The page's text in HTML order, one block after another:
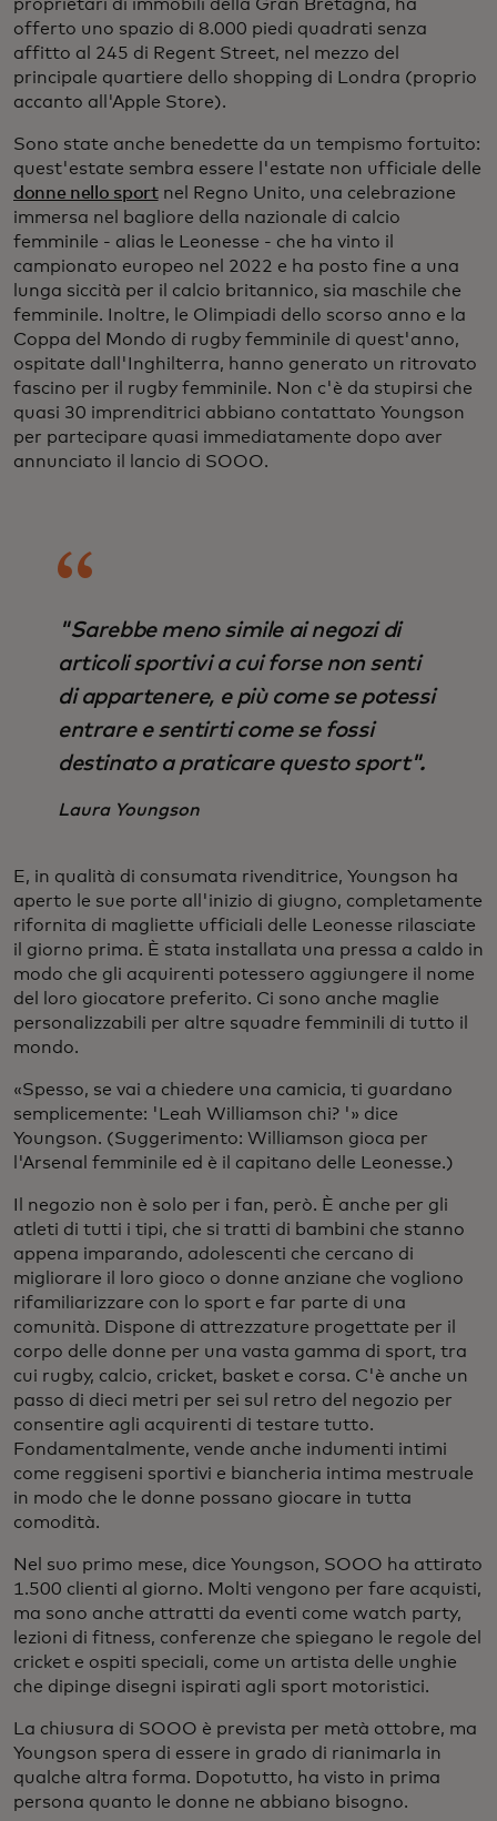
proprietari di immobili della Gran Bretagna, ha
offerto uno spazio di 8.000 piedi quadrati senza
affitto al 245 di Regent Street, nel mezzo del
principale quartiere dello shopping di Londra (proprio
accanto all'Apple Store).
Sono state anche benedette da un tempismo fortuito:
quest'estate sembra essere l'estate non ufficiale delle
donne nello sportnel Regno Unito, una celebrazione
immersa nel bagliore della nazionale di calcio
femminile - alias le Leonesse - che ha vinto il
campionato europeo nel 2022 e ha posto fine a una
lunga siccità per il calcio britannico, sia maschile che
femminile. Inoltre, le Olimpiadi dello scorso anno e la
Coppa del Mondo di rugby femminile di quest'anno,
ospitate dall'Inghilterra, hanno generato un ritrovato
fascino per il rugby femminile. Non c'è da stupirsi che
quasi 30 imprenditrici abbiano contattato Youngson
per partecipare quasi immediatamente dopo aver
annunciato il lancio di SOOO.
"Sarebbe meno simile ai negozi di
articoli sportivi a cui forse non senti
di appartenere, e più come se potessi
entrare e sentirti come se fossi
destinato a praticare questo sport".
Laura Youngson
E, in qualità di consumata rivenditrice, Youngson ha
aperto le sue porte all'inizio di giugno, completamente
rifornita di magliette ufficiali delle Leonesse rilasciate
il giorno prima. È stata installata una pressa a caldo in
modo che gli acquirenti potessero aggiungere il nome
del loro giocatore preferito. Ci sono anche maglie
personalizzabili per altre squadre femminili di tutto il
mondo.
«Spesso, se vai a chiedere una camicia, ti guardano
semplicemente: 'Leah Williamson chi? '» dice
Youngson. (Suggerimento: Williamson gioca per
l'Arsenal femminile ed è il capitano delle Leonesse.)
Il negozio non è solo per i fan, però. È anche per gli
atleti di tutti i tipi, che si tratti di bambini che stanno
appena imparando, adolescenti che cercano di
migliorare il loro gioco o donne anziane che vogliono
rifamiliarizzare con lo sport e far parte di una
comunità. Dispone di attrezzature progettate per il
corpo delle donne per una vasta gamma di sport, tra
cui rugby, calcio, cricket, basket e corsa. C'è anche un
passo di dieci metri per sei sul retro del negozio per
consentire agli acquirenti di testare tutto.
Fondamentalmente, vende anche indumenti intimi
come reggiseni sportivi e biancheria intima mestruale
in modo che le donne possano giocare in tutta
comodità.
Nel suo primo mese, dice Youngson, SOOO ha attirato
1.500 clienti al giorno. Molti vengono per fare acquisti,
ma sono anche attratti da eventi come watch party,
lezioni di fitness, conferenze che spiegano le regole del
cricket e ospiti speciali, come un artista delle unghie
che dipinge disegni ispirati agli sport motoristici.
La chiusura di SOOO è prevista per metà ottobre, ma
Youngson spera di essere in grado di rianimarla in
qualche altra forma. Dopotutto, ha visto in prima
persona quanto le donne ne abbiano bisogno.